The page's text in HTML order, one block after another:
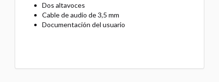
Dos altavoces
Cable de audio de 3,5 mm
Documentación del usuario